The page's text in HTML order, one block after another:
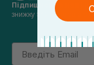
Підпишись на наші
знижку 5% на перше
Email